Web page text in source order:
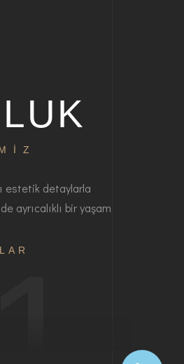
estetik detaylarla
ayrıcalıklı bir yaşam